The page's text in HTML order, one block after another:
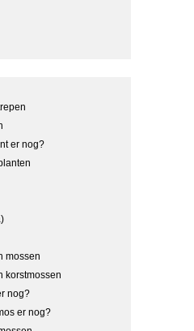
er nog?
mossen
korstmossen
nog?
er nog?